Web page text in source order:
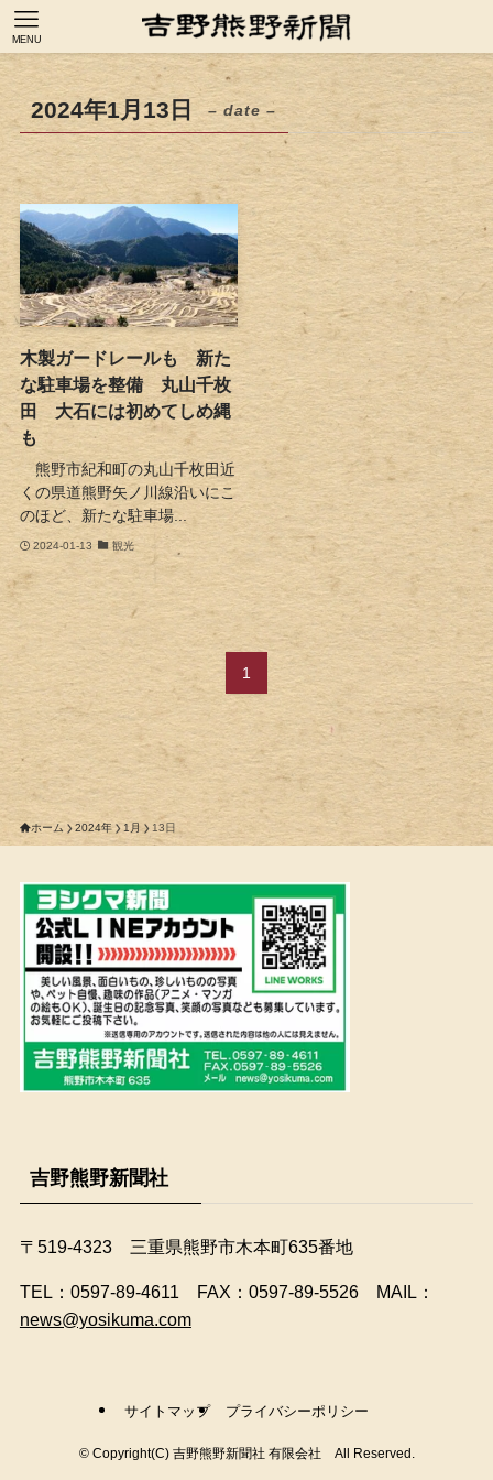
MENU
2024年1月13日 – date –
木製ガードレールも 新た
な駐車場を整備 丸山千枚
田 大石には初めてしめ縄
も
熊野市紀和町の丸山千枚田近
くの県道熊野矢ノ川線沿いにこ
のほど、新たな駐車場...
2024-01-13 観光
1
ホーム 2024年 1月 13日
吉野熊野新聞社
〒519-4323 三重県熊野市木本町635番地
​TEL：0597-89-4611 FAX：0597-89-5526 MAIL：
news@yosikuma.com
サイトマップ プライバシーポリシー
©Copyright(C) 吉野熊野新聞社 有限会社 All Reserved.